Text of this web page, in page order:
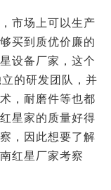
市场上可以生产
买到质优价廉的
设备厂家，这个
的研发团队，并
，耐磨件等也都
星家的质量好得
，因此想要了解
红星厂家考察